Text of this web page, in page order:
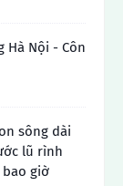
Hà Nội - Côn
sông dài
lũ rình
giờ